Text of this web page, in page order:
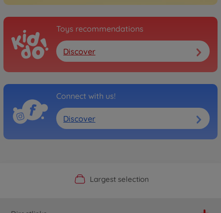
Toys recommendations
Discover
Connect with us!
Discover
Official Manufacturer Shop
Largest selection
Personal service
Fast delivery